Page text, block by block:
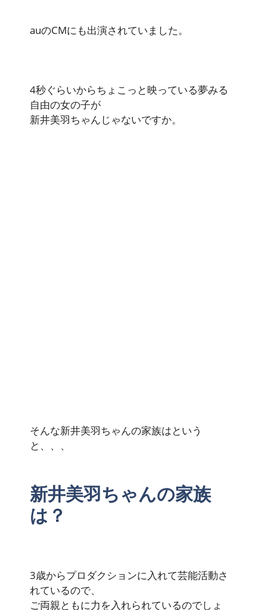
auのCMにも出演されていました。
4秒ぐらいからちょこっと映っている夢みる
自由の女の子が
新井美羽ちゃんじゃないですか。
そんな新井美羽ちゃんの家族はという
と、、、
新井美羽ちゃんの家族
は？
3歳からプロダクションに入れて芸能活動さ
れているので、
ご両親ともに力を入れられているのでしょ